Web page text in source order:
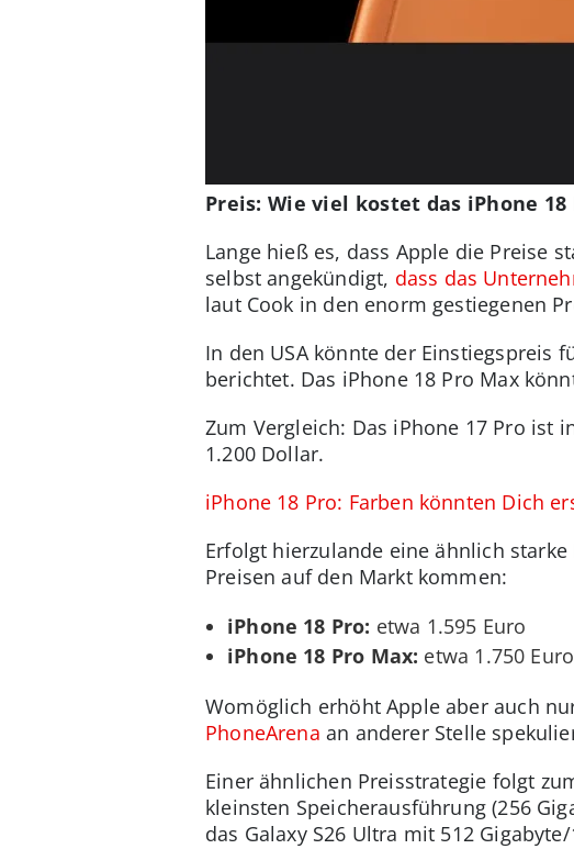
Preis: Wie viel kostet das iPhone 18
Lange hieß es, dass Apple die Preise
selbst angekündigt, dass das
laut Cook in den enorm gestiegenen
In den USA könnte der Einstiegspreis
berichtet. Das iPhone 18 Pro Max
Zum Vergleich: Das iPhone 17 Pro ist
1.200 Dollar.
iPhone 18 Pro: Farben könnten Dich
Erfolgt hierzulande eine ähnlich
Preisen auf den Markt kommen:
iPhone 18 Pro: etwa 1.595 Euro
iPhone 18 Pro Max: etwa 1.750 Euro
Womöglich erhöht Apple aber auch
PhoneArena an anderer Stelle
Einer ähnlichen Preisstrategie folgt
kleinsten Speicherausführung (256
das Galaxy S26 Ultra mit 512